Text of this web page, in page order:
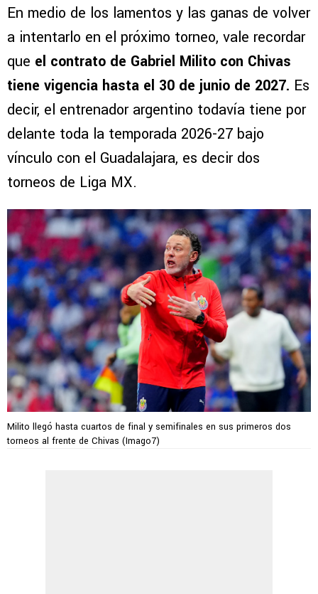
En medio de los lamentos y las ganas de volver
a intentarlo en el próximo torneo, vale recordar
que el contrato de Gabriel Milito con Chivas
tiene vigencia hasta el 30 de junio de 2027. Es
decir, el entrenador argentino todavía tiene por
delante toda la temporada 2026-27 bajo
vínculo con el Guadalajara, es decir dos
torneos de Liga MX.
Milito llegó hasta cuartos de final y semifinales en sus primeros dos
torneos al frente de Chivas (Imago7)